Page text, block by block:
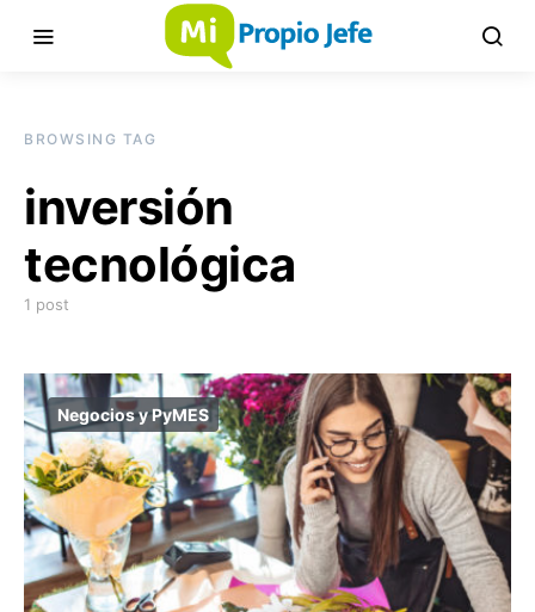
BROWSING TAG
inversión
tecnológica
1 post
Negocios y PyMES